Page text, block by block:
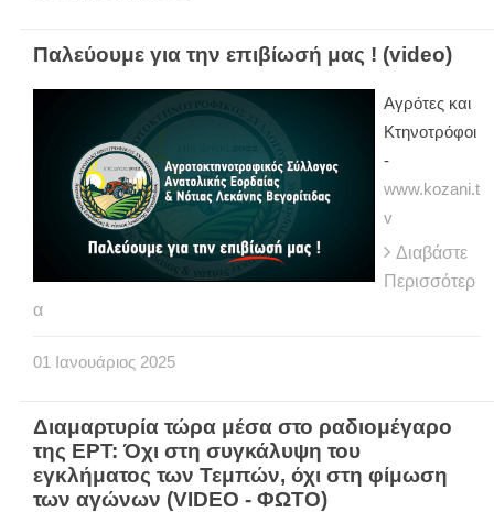
Παλεύουμε για την επιβίωσή μας ! (video)
Αγρότες και
Κτηνοτρόφοι
-
www.kozani.t
v
Διαβάστε
Περισσότερ
α
01 Ιανουάριος 2025
Διαμαρτυρία τώρα μέσα στο ραδιομέγαρο
της ΕΡΤ: Όχι στη συγκάλυψη του
εγκλήματος των Τεμπών, όχι στη φίμωση
των αγώνων (VIDEO - ΦΩΤΟ)